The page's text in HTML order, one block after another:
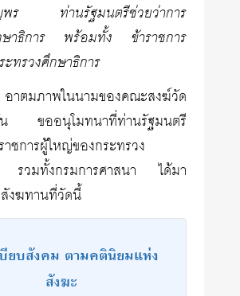
พร ท่านรัฐมนตรีช่วยว่าการ
ษาธิการ พร้อมทั้ง ข้าราชการ
ทรวงศึกษาธิการ
าตมภาพในนามของคณะสงฆ์วัด
น ขออนุโมทนาที่ท่านรัฐมนตรี
ชการผู้ใหญ่ของกระทรวง
รวมทั้งกรมการศาสนา ได้มา
งฆทานที่วัดนี้
ยบสังคม ตามคตินิยมแห่ง
สังฆะ